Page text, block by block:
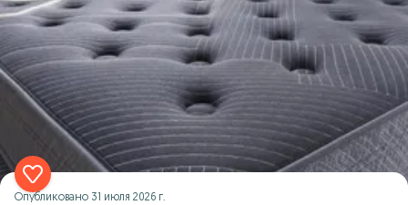
Опубликовано 31 июля 2026 г.